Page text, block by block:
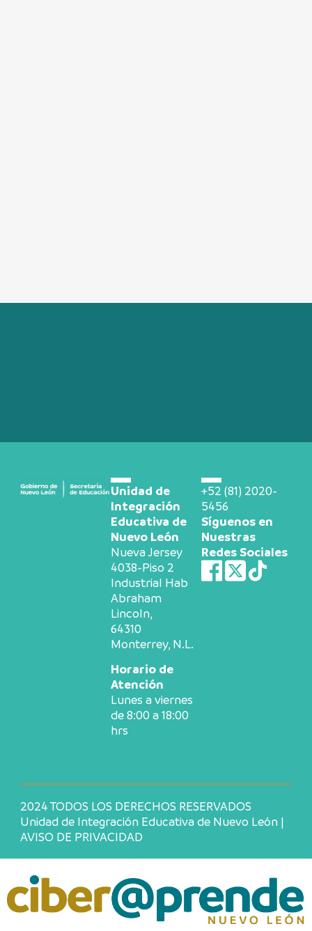
Unidad de
Integración
Educativa de
Nuevo León
Nueva Jersey
4038-Piso 2
Industrial Hab
Abraham
Lincoln,
64310
Monterrey, N.L.
Horario de
Atención
Lunes a viernes
de 8:00 a 18:00
hrs
+52 (81) 2020-
5456
Síguenos en
Nuestras
Redes Sociales
2024 TODOS LOS DERECHOS RESERVADOS
Unidad de Integración Educativa de Nuevo León |
AVISO DE PRIVACIDAD